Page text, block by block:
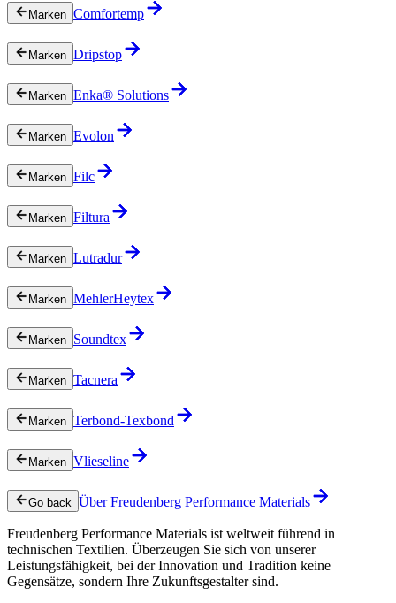
Marken Comfortemp
Marken Dripstop
Marken Enka® Solutions
Marken Evolon
Marken Filc
Marken Filtura
Marken Lutradur
Marken MehlerHeytex
Marken Soundtex
Marken Tacnera
Marken Terbond-Texbond
Marken Vlieseline
Go back Über Freudenberg Performance Materials
Freudenberg Performance Materials ist weltweit führend in
technischen Textilien. Überzeugen Sie sich von unserer
Leistungsfähigkeit, bei der Innovation und Tradition keine
Gegensätze, sondern Ihre Zukunftsgestalter sind.